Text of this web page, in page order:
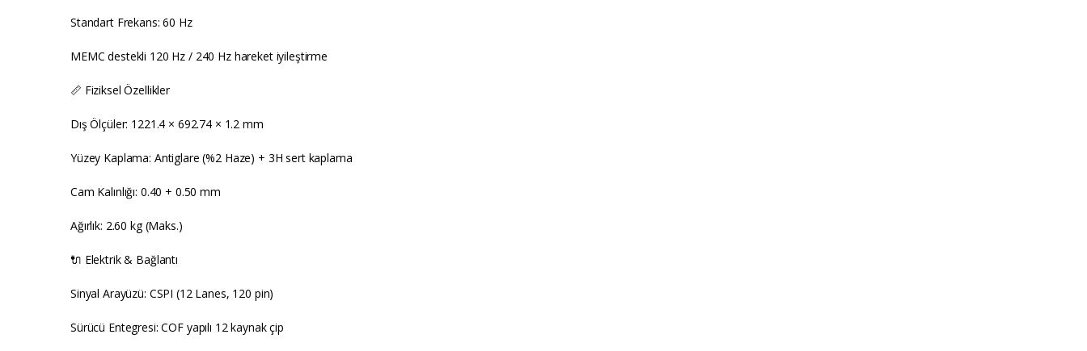
Standart Frekans: 60 Hz
MEMC destekli 120 Hz / 240 Hz hareket iyileştirme
📏 Fiziksel Özellikler
Dış Ölçüler: 1221.4 × 692.74 × 1.2 mm
Yüzey Kaplama: Antiglare (%2 Haze) + 3H sert kaplama
Cam Kalınlığı: 0.40 + 0.50 mm
Ağırlık: 2.60 kg (Maks.)
🔌 Elektrik & Bağlantı
Sinyal Arayüzü: CSPI (12 Lanes, 120 pin)
Sürücü Entegresi: COF yapılı 12 kaynak çip